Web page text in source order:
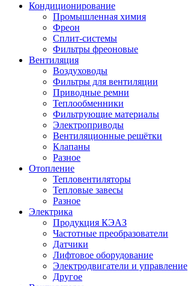
Кондиционирование
Промышленная химия
Фреон
Сплит-системы
Фильтры фреоновые
Вентиляция
Воздуховоды
Фильтры для вентиляции
Приводные ремни
Теплообменники
Фильтрующие материалы
Электроприводы
Вентиляционные решётки
Клапаны
Разное
Отопление
Тепловентиляторы
Тепловые завесы
Разное
Электрика
Продукция КЭАЗ
Частотные преобразователи
Датчики
Лифтовое оборудование
Электродвигатели и управление
Другое